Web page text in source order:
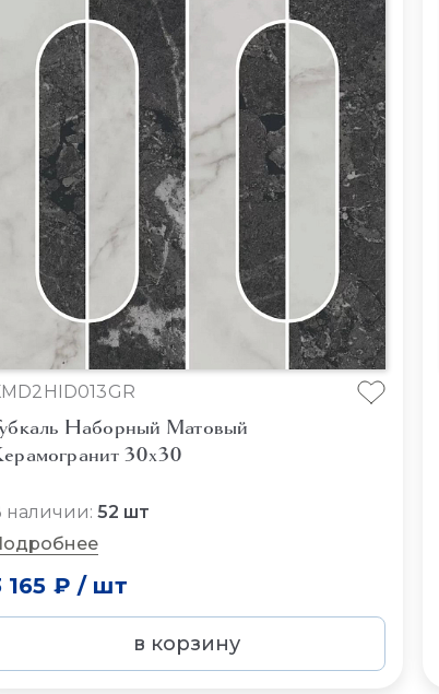
Наборный Матовый
30x30
наличии: 52 шт
165 ₽ / шт
в корзину